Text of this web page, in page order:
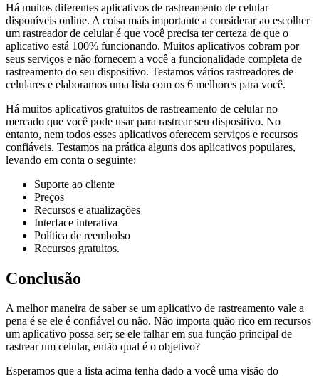
Há muitos diferentes aplicativos de rastreamento de celular
disponíveis online. A coisa mais importante a considerar ao escolher
um rastreador de celular é que você precisa ter certeza de que o
aplicativo está 100% funcionando. Muitos aplicativos cobram por
seus serviços e não fornecem a você a funcionalidade completa de
rastreamento do seu dispositivo. Testamos vários rastreadores de
celulares e elaboramos uma lista com os 6 melhores para você.
Há muitos aplicativos gratuitos de rastreamento de celular no
mercado que você pode usar para rastrear seu dispositivo. No
entanto, nem todos esses aplicativos oferecem serviços e recursos
confiáveis. Testamos na prática alguns dos aplicativos populares,
levando em conta o seguinte:
Suporte ao cliente
Preços
Recursos e atualizações
Interface interativa
Política de reembolso
Recursos gratuitos.
Conclusão
A melhor maneira de saber se um aplicativo de rastreamento vale a
pena é se ele é confiável ou não. Não importa quão rico em recursos
um aplicativo possa ser; se ele falhar em sua função principal de
rastrear um celular, então qual é o objetivo?
Esperamos que a lista acima tenha dado a você uma visão do